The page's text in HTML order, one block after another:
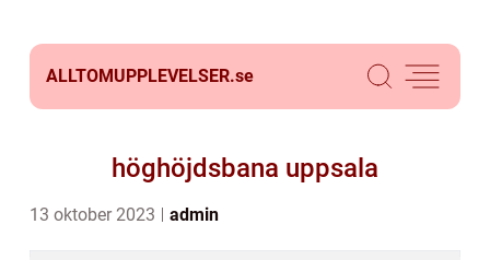
ALLTOMUPPLEVELSER.se
höghöjdsbana uppsala
13 oktober 2023 admin